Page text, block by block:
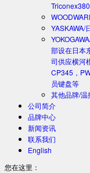
YASKAWA/
部设在日本
司供应横河
CP345，
员键盘等
其他品牌/
公司简介
品牌中心
新闻资讯
联系我们
English
您在这里：